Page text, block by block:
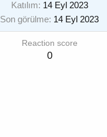
Katılım 14 Eyl 2023
Son görülme 14 Eyl 2023
Reaction score
0